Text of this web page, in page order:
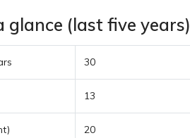
(last five years)
30
13
20